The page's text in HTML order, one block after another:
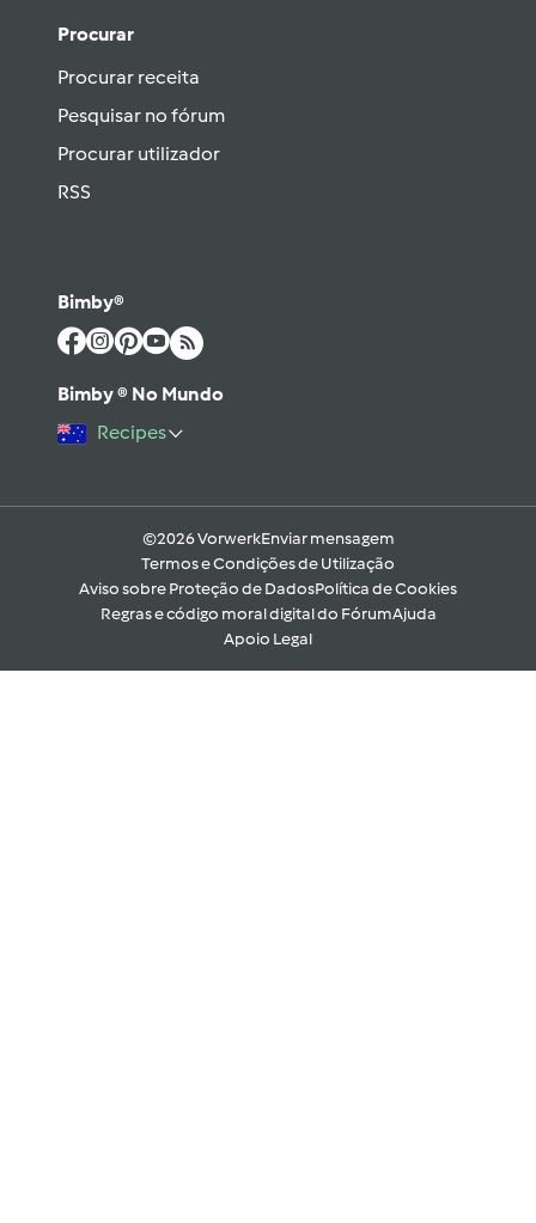
Procurar
Procurar receita
Pesquisar no fórum
Procurar utilizador
RSS
Bimby®
Bimby ® No Mundo
Recipes
©2026 VorwerkEnviar mensagem
Termos e Condições de Utilização
Aviso sobre Proteção de DadosPolítica de Cookies
Regras e código moral digital do FórumAjuda
Apoio Legal